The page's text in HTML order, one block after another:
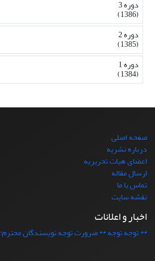
دوره 3
(1386)
دوره 2
(1385)
دوره 1
(1384)
صفحه اصلی
درباره نشریه
اعضای هیات تحریریه
ارسال مقاله
تماس با ما
نقشه سایت
اخبار و اعلانات
** توجه توجه ** ضرورت توجه نویسندگان محترم: